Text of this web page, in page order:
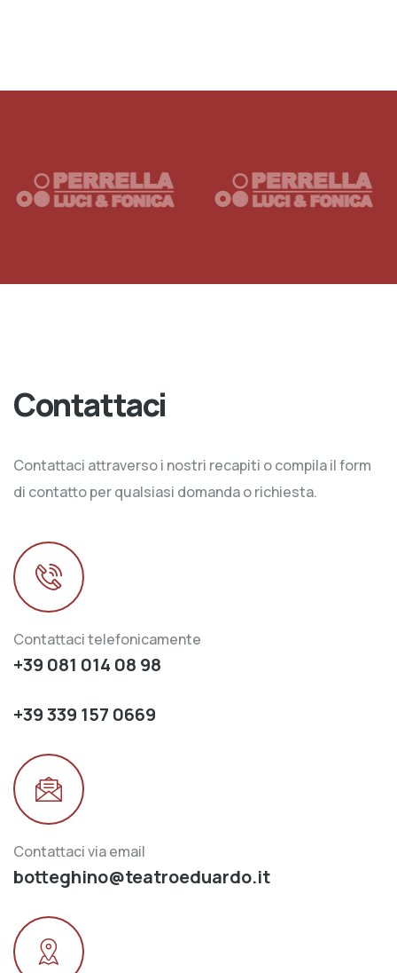
Contattaci
Contattaci attraverso i nostri recapiti o compila il form
di contatto per qualsiasi domanda o richiesta.
Contattaci telefonicamente
+39 081 014 08 98
+39 339 157 0669
Contattaci via email
botteghino@teatroeduardo.it